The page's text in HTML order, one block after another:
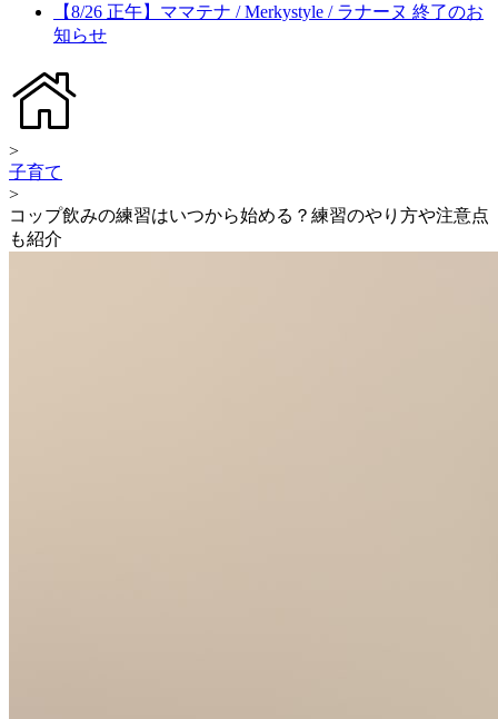
【8/26 正午】ママテナ / Merkystyle / ラナーヌ 終了のお
知らせ
>
子育て
>
コップ飲みの練習はいつから始める？練習のやり方や注意点
も紹介